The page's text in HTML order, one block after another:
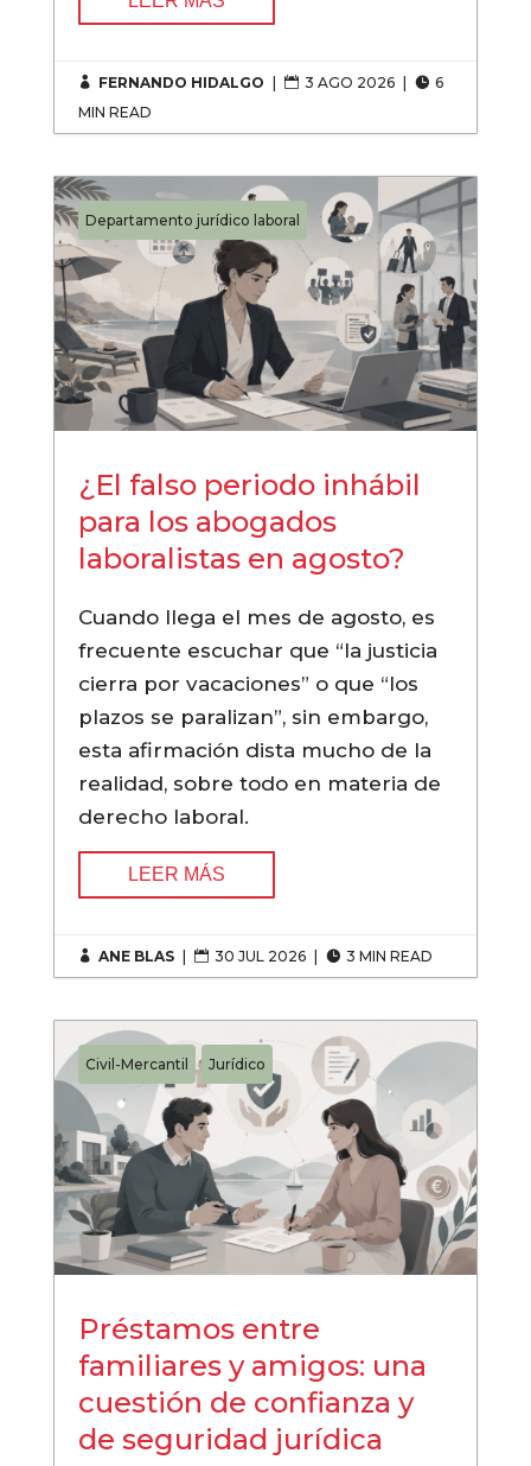
 FERNANDO HIDALGO  3 AGO 2026  6
MIN READ
Departamento jurídico laboral
¿El falso periodo inhábil
para los abogados
laboralistas en agosto?
Cuando llega el mes de agosto, es
frecuente escuchar que “la justicia
cierra por vacaciones” o que “los
plazos se paralizan”, sin embargo,
esta afirmación dista mucho de la
realidad, sobre todo en materia de
derecho laboral.
LEER MÁS
 ANE BLAS  30 JUL 2026  3 MIN READ
Civil-Mercantil Jurídico
Préstamos entre
familiares y amigos: una
cuestión de confianza y
de seguridad jurídica